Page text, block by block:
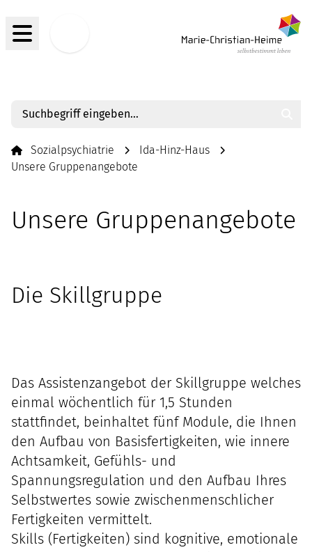
Menü
Sozialpsychiatrie
Ida-Hinz-Haus
Unsere Gruppenangebote
Unsere Gruppenangebote
Die Skillgruppe
Das Assistenzangebot der Skillgruppe welches
einmal wöchentlich für 1,5 Stunden
stattfindet, beinhaltet fünf Module, die Ihnen
den Aufbau von Basisfertigkeiten, wie innere
Achtsamkeit, Gefühls- und
Spannungsregulation und den Aufbau Ihres
Selbstwertes sowie zwischenmenschlicher
Fertigkeiten vermittelt.
Skills (Fertigkeiten) sind kognitive, emotionale